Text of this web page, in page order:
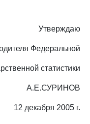
Утверждаю
Федеральной
статистики
А.Е.СУРИНОВ
12 декабря 2005 г.